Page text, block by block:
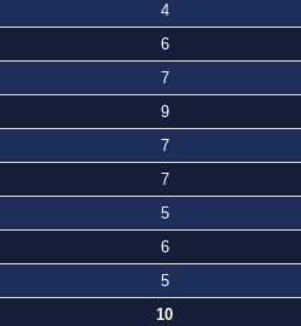
4
6
7
9
7
7
5
6
5
10